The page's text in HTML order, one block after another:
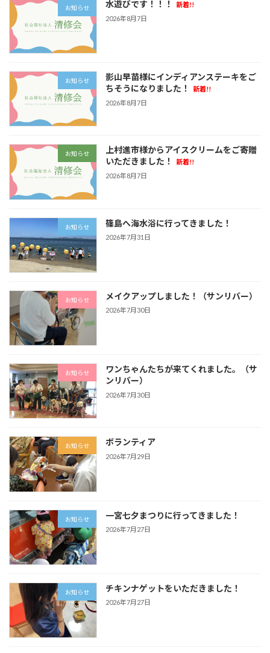
ー
ジ
り
お知らせ 水遊びです！！！
新着!!
2026年8月7日
お知らせ
影山早苗様にインディアンステーキをご
ちそうになりました！
新着!!
2026年8月7日
お知らせ
上村進市様からアイスクリームをご寄贈
いただきました！
新着!!
2026年8月7日
お知らせ 篠島へ海水浴に行ってきました！
2026年7月31日
お知らせ メイクアップしました！（サンリバー）
2026年7月30日
お知らせ
ワンちゃんたちが来てくれました。（サ
ンリバー）
2026年7月30日
お知らせ ボランティア
2026年7月29日
お知らせ 一宮七夕まつりに行ってきました！
2026年7月27日
お知らせ チキンナゲットをいただきました！
2026年7月27日